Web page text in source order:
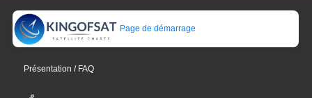
Page de démarrage
Présentation / FAQ